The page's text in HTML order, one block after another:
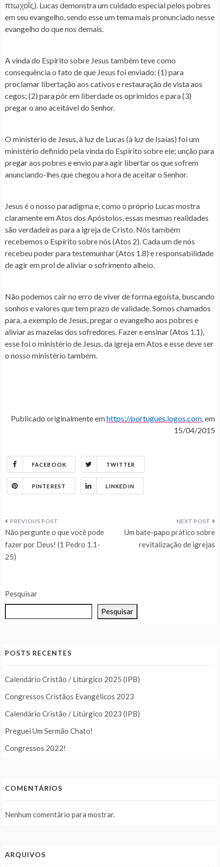
πτωχοῖς). Lucas demonstra um cuidado especial pelos pobres
em seu evangelho, sendo esse um tema mais pronunciado nesse
evangelho do que nos demais.
A vinda do Espírito sobre Jesus também teve como
consequência o fato de que Jesus foi enviado: (1) para
proclamar libertação aos cativos e restauração de vista aos
cegos; (2) para pôr em liberdade os oprimidos e para (3)
pregar o ano aceitável do Senhor.
O ministério de Jesus, à luz de Lucas (à luz de Isaías) foi um
ministério definido pela vinda do Espírito sobre ele; unção para
pregar aos pobres e envio para agir libertar os que sofrem
anunciando-lhes que chegou a hora de aceitar o Senhor.
Jesus é o nosso paradigma e, como o próprio Lucas mostra
claramente em Atos dos Apóstolos, essas mesmas realidades
são verdadeiras para a igreja de Cristo. Nós também
recebemos o Espírito sobre nós (Atos 2). Cada um de nós
recebeu poder para testemunhar (Atos 1.8) e responsabilidade
de agir em prol de aliviar o sofrimento alheio.
Não podemos cair no erro de viver de forma egoísta, buscando
sonhos e valores que tem prazo de validade. Somos chamados
para, a exemplo de Jesus, pregar o evangelho aos pobres e
aliviar as mazelas dos sofredores. Fazer e ensinar (Atos 1.1),
esse foi o ministério de Jesus, da igreja em Atos e esse deve ser
o nosso ministério também.
Publicado originalmente emhttps://portugues.logos.com, em
15/04/2015
FACEBOOK TWITTER
PINTEREST LINKEDIN
Navegação
de
Não pergunte o que você pode
fazer por Deus! (1 Pedro 1.1-
25)
Um bate-papo prático sobre
revitalização de igrejas
Pesquisar
Pesquisar
POSTS RECENTES
Calendário Cristão / Litúrgico 2025 (IPB)
Congressos Cristãos Evangélicos 2023
Calendário Cristão / Litúrgico 2023 (IPB)
Preguei Um Sermão Chato!
Congressos 2022!
COMENTÁRIOS
Nenhum comentário para mostrar.
ARQUIVOS